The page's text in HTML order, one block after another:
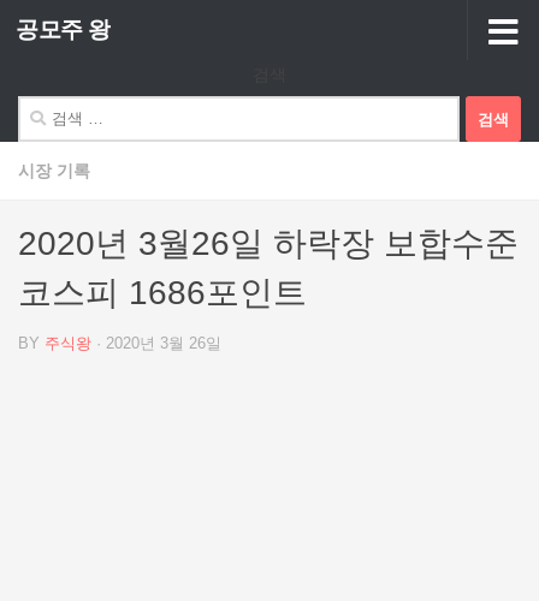
Skip to content
공모주 왕
색:
시장 기록
2020년 3월26일 하락장 보합수준
코스피 1686포인트
BY 주식왕 · 2020년 3월 26일